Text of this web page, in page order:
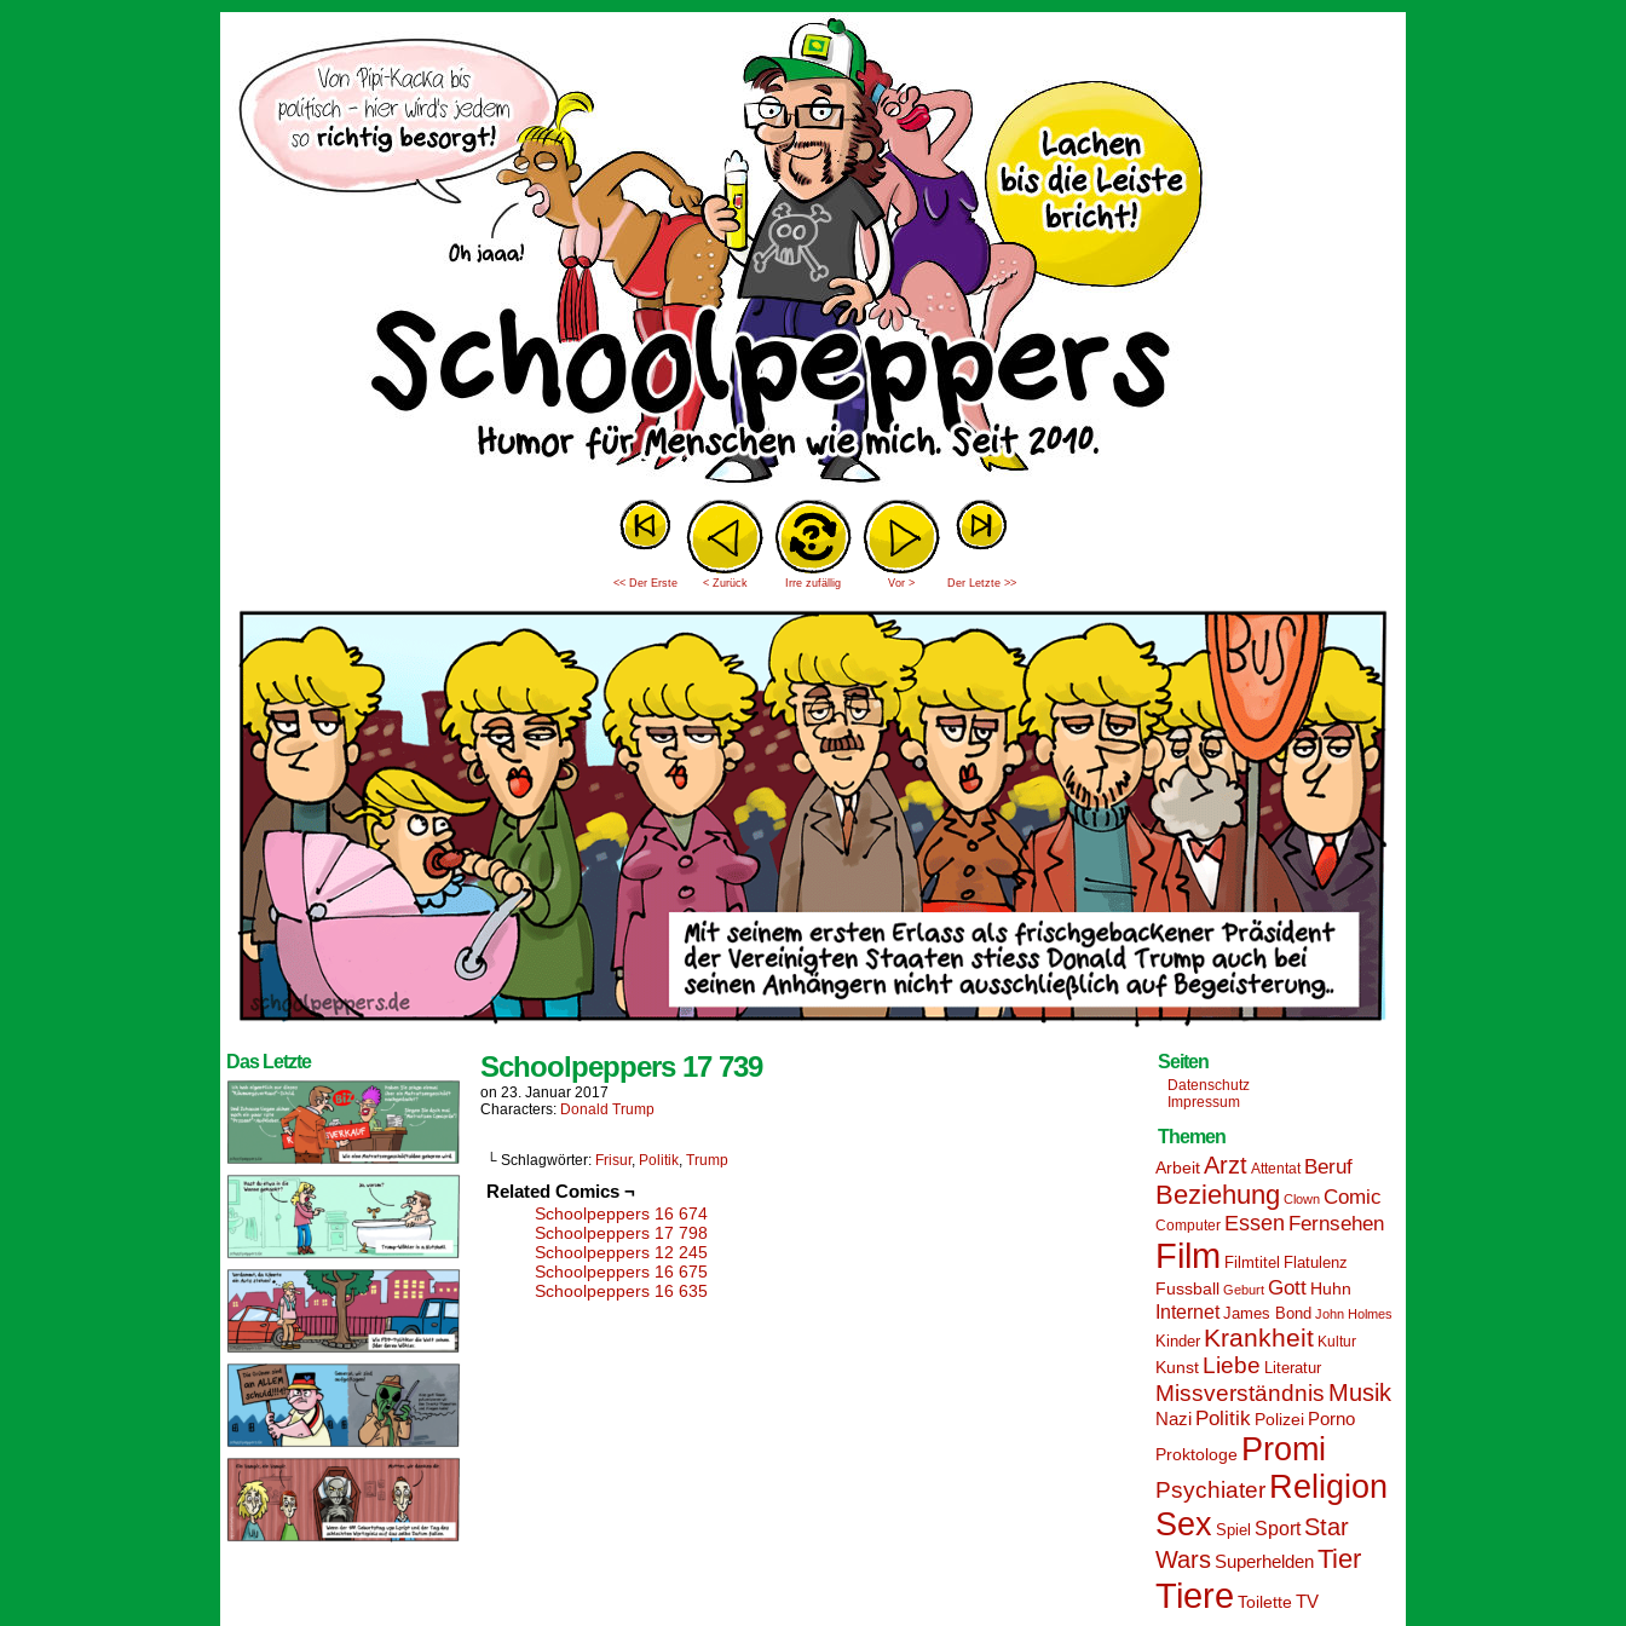
<< Der Erste < Zurück Irre zufällig Vor > Der Letzte >>
Das Letzte Schoolpeppers 17 739
on 23. Januar 2017
Characters: Donald Trump
└ Schlagwörter: Frisur, Politik, Trump
Related Comics ¬
Schoolpeppers 16 674
Schoolpeppers 17 798
Schoolpeppers 12 245
Schoolpeppers 16 675
Schoolpeppers 16 635
Seiten
Datenschutz
Impressum
Themen
ArbeitArzt Attentat Beruf
Beziehung Clown Comic
Computer Essen Fernsehen
Film Filmtitel Flatulenz
Fussball Geburt Gott Huhn
Internet James Bond John Holmes
Kinder Krankheit Kultur
Kunst Liebe Literatur
Missverständnis Musik
Nazi Politik Polizei Porno
Proktologe Promi
Psychiater Religion
Sex Spiel Sport Star
Wars SuperheldenTier
Tiere ToiletteTV